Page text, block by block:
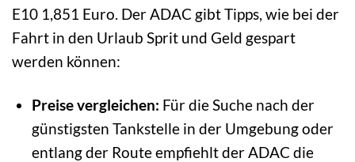
E10 1,851 Euro. Der ADAC gibt Tipps, wie bei der
Fahrt in den Urlaub Sprit und Geld gespart
werden können:
Preise vergleichen: Für die Suche nach der
günstigsten Tankstelle in der Umgebung oder
entlang der Route empfiehlt der ADAC die